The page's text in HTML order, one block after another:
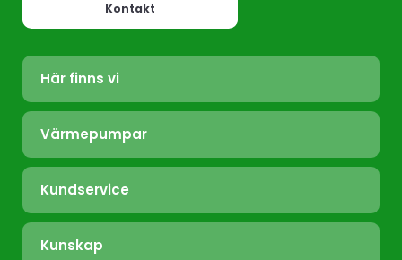
Kontakt
Här finns vi
Värmepump Sverige
Värmepump Stockholm
Värmepumpar
Luft/Luft
Bergvärme
Kundservice
Felanmälan
Installation
Kunskap